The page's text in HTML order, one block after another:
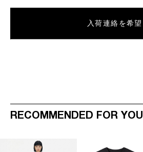
入荷連絡を希望
RECOMMENDED FOR YOU